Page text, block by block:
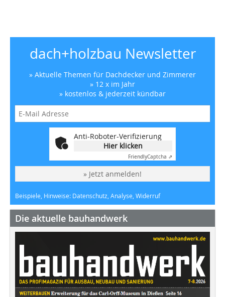
dach+holzbau Newsletter
» Aktuelle Themen für Dachdecker und Zimmerer
» 12 x im Jahr
» kostenlos & jederzeit kündbar
Anti-Roboter-Verifizierung
Hier klicken
FriendlyCaptcha ⇗
» Jetzt anmelden!
Beispiele, Hinweise: Datenschutz, Analyse, Widerruf
Die aktuelle bauhandwerk